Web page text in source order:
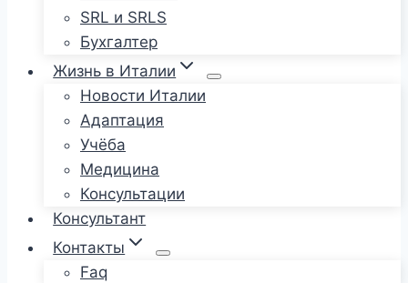
SRL и SRLS
Бухгалтер
Жизнь в Италии
Новости Италии
Адаптация
Учёба
Медицина
Консультации
Консультант
Контакты
Faq